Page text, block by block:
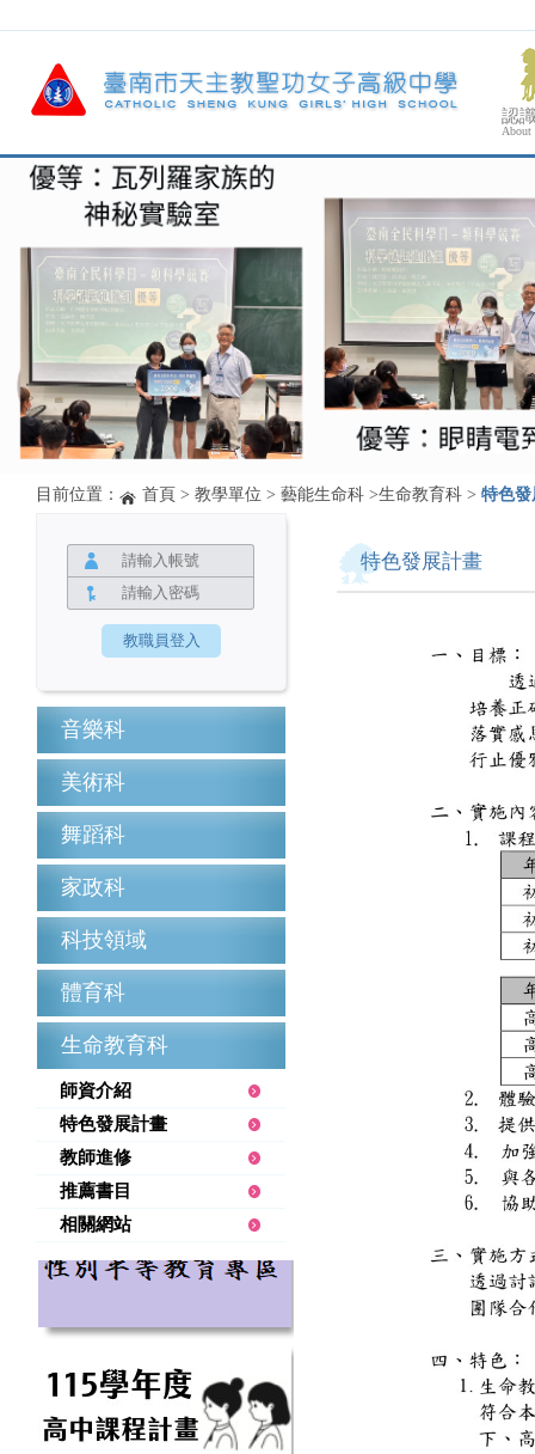
認
About
目前位置： 首頁 > 教學單位 > 藝能生命科 >生命教育科 > 特色
音樂科
美術科
舞蹈科
家政科
科技領域
體育科
生命教育科
師資介紹
特色發展計畫
教師進修
推薦書目
相關網站
特色發展計畫